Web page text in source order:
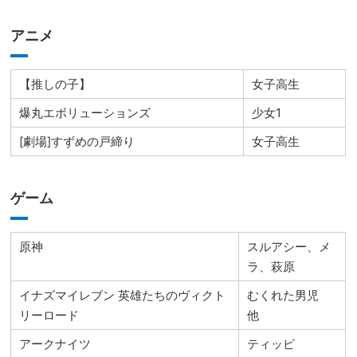
アニメ
【推しの子】
女子高生
爆丸エボリューションズ
少女1
[劇場]すずめの戸締り
女子高生
ゲーム
原神
スルアシー、メ
ラ、萩原
イナズマイレブン 英雄たちのヴィクト
リーロード
むくれた男児
他
アークナイツ
ティッピ